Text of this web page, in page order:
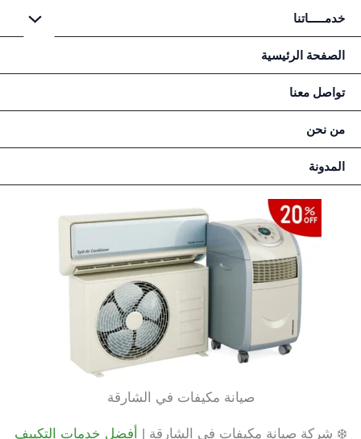
إلى
المحتوى
خدمـــــاتنا
الصفحة الرئيسية
تواصل معنا
من نحن
المدونة
صيانة مكيفات في الشارقة
❄️ شركة صيانة مكيفات في الشارقة | أفضل خدمات التكييف